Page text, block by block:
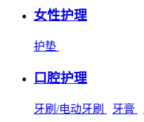
女性护理
护垫
口腔护理
牙刷/电动牙刷 牙膏